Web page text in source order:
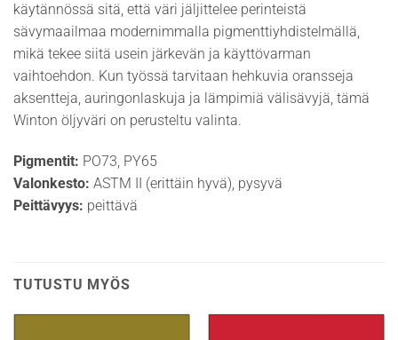
käytännössä sitä, että väri jäljittelee perinteistä
sävymaailmaa modernimmalla pigmenttiyhdistelmällä,
mikä tekee siitä usein järkevän ja käyttövarman
vaihtoehdon. Kun työssä tarvitaan hehkuvia oransseja
aksentteja, auringonlaskuja ja lämpimiä välisävyjä, tämä
Winton öljyväri on perusteltu valinta.
Pigmentit: PO73, PY65
Valonkesto: ASTM II (erittäin hyvä), pysyvä
Peittävyys: peittävä
TUTUSTU MYÖS